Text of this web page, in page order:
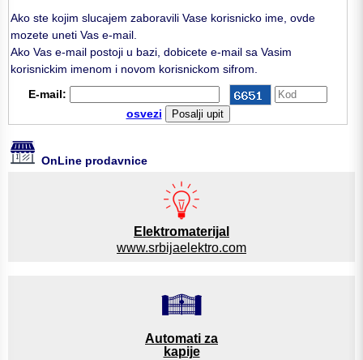
Ako ste kojim slucajem zaboravili Vase korisnicko ime, ovde
mozete uneti Vas e-mail.
Ako Vas e-mail postoji u bazi, dobicete e-mail sa Vasim
korisnickim imenom i novom korisnickom sifrom.
E-mail:
osvezi
OnLine prodavnice
Elektromaterijal
www.srbijaelektro.com
Automati za
kapije